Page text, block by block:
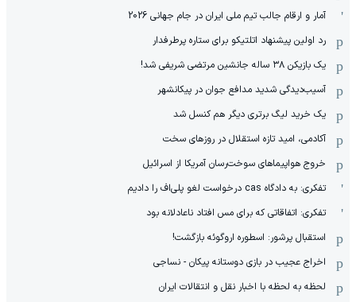
آمار و ارقام جالب تیم ملی ایران در جام جهانی 2026
رد اولین پیشنهاد اتلتیکو برای ستاره پرطرفدار
یک بازیکن ۳۸ ساله جانشین مرتضی شریفی شد!
آسیب‌دیدگی شدید مدافع جوان در پیکانشهر
یک خرید لیگ برتری دیگر هم کنسل شد
آکادمی، امید تازه استقلال در روزهای سخت
خروج هواپیماهای سوخت‌رسان آمریکا از اسرائیل
تفکری: به دادگاه cas درخواست لغو پلی‌اف را دادیم
تفکری: اتفاقاتی که برای مس افتاد ناعادلانه بود
استقبال پرشور: اسطوره اروگوئه بازگشت!
اخراج عجیب در بازی دوستانه پیکان - نساجی
لحظه به لحظه با اخبار نقل و انتقالات ایران